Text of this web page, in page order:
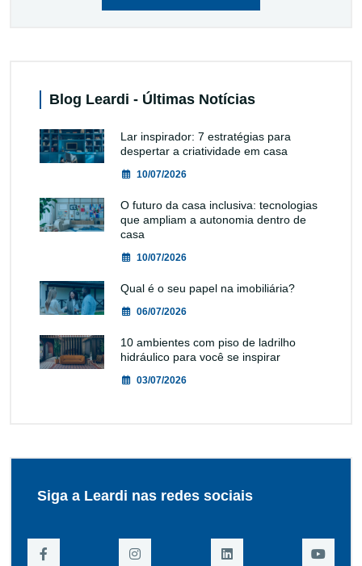
Blog Leardi - Últimas Notícias
Lar inspirador: 7 estratégias para
despertar a criatividade em casa
10/07/2026
O futuro da casa inclusiva: tecnologias
que ampliam a autonomia dentro de
casa
10/07/2026
Qual é o seu papel na imobiliária?
06/07/2026
10 ambientes com piso de ladrilho
hidráulico para você se inspirar
03/07/2026
Siga a Leardi nas redes sociais